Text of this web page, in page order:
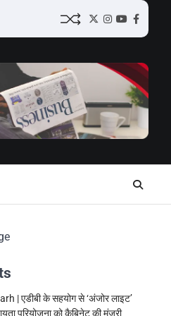
TwitterInstagram
YouTube
| एडीबी के सहयोग से ‘अंजोर लाइट’
परियोजना को कैबिनेट की मंजूरी